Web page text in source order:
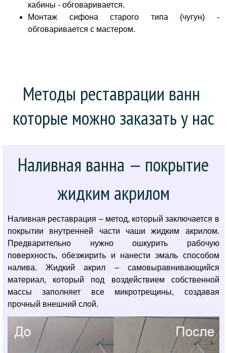
кабины - обговаривается.
Монтаж сифона старого типа (чугун) -
обговаривается с мастером.
Методы реставрации ванн
которые можно заказать у нас
Наливная ванна — покрытие
жидким акрилом
Наливная реставрация – метод, который заключается в
покрытии внутренней части чаши жидким акрилом.
Предварительно нужно ошкурить рабочую
поверхность, обезжирить и нанести эмаль способом
налива. Жидкий акрил – самовыравнивающийся
материал, который под воздействием собственной
массы заполняет все микротрещины, создавая
прочный внешний слой.